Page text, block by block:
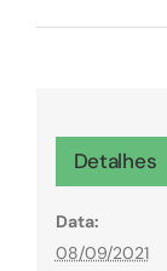
Detalhes
Data:
08/09/2021